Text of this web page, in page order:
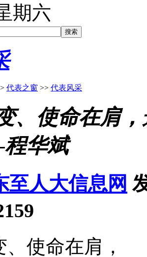
期六
代表之窗 >> 代表风采
、使命在肩
华斌
至人大信息网
使命在肩，